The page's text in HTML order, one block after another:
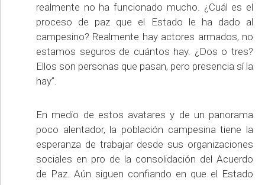
realmente no ha funcionado mucho. ¿Cuál es el
proceso de paz que el Estado le ha dado al
campesino? Realmente hay actores armados, no
estamos seguros de cuántos hay. ¿Dos o tres?
Ellos son personas que pasan, pero presencia sí la
hay”.
En medio de estos avatares y de un panorama
poco alentador, la población campesina tiene la
esperanza de trabajar desde sus organizaciones
sociales en pro de la consolidación del Acuerdo
de Paz. Aún siguen confiando en que el Estado